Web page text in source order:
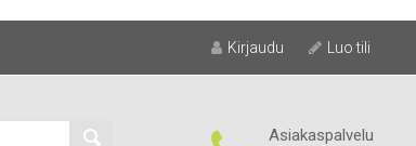
Kirjaudu Luo tili
Asiakaspalvelu